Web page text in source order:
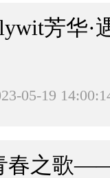
芳华·
05-19
春之歌